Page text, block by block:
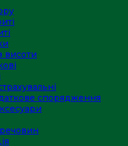
висоти
спорядження
речовин